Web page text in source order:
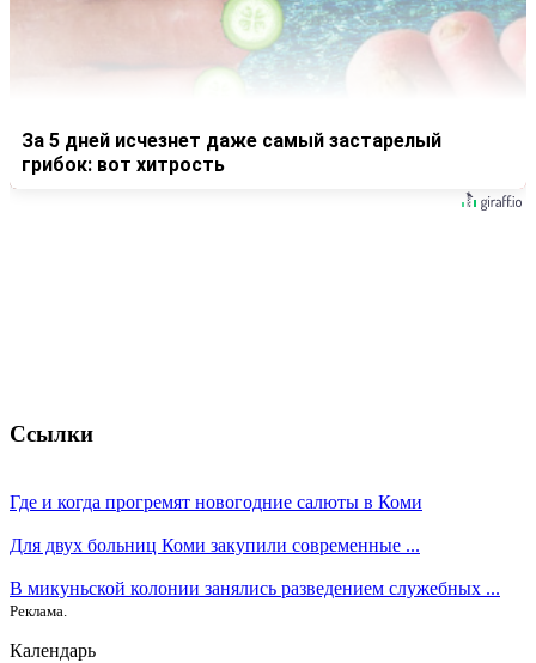
За 5 дней исчезнет даже самый застарелый
грибок: вот хитрость
Ссылки
Где и когда прогремят новогодние салюты в Коми
Для двух больниц Коми закупили современные ...
В микуньской колонии занялись разведением служебных ...
Реклама.
Календарь